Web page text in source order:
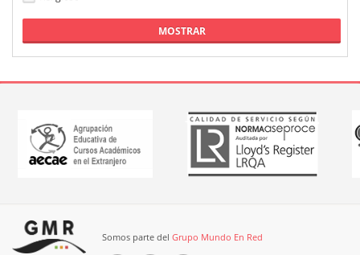
MOSTRAR
Somos parte del Grupo Mundo En Red